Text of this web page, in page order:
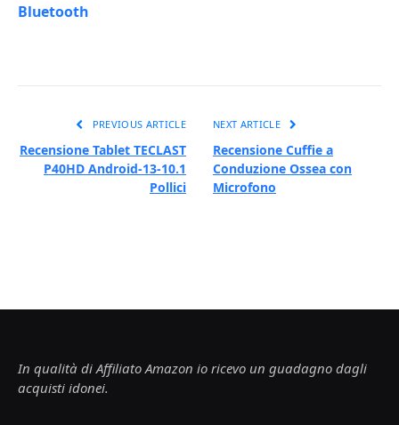
Bluetooth
PREVIOUS ARTICLE
Recensione Tablet TECLAST
P40HD Android-13-10.1
Pollici
NEXT ARTICLE
Recensione Cuffie a
Conduzione Ossea con
Microfono
In qualità di Affiliato Amazon io ricevo un guadagno dagli
acquisti idonei.